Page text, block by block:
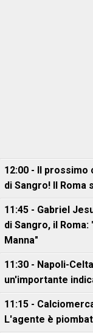
12:00 - Il
di Sangro! Il Roma
11:45 - Gabriel
di Sangro, il
Manna"
11:30 - Napoli-
un'importante
11:15 -
L'agente è